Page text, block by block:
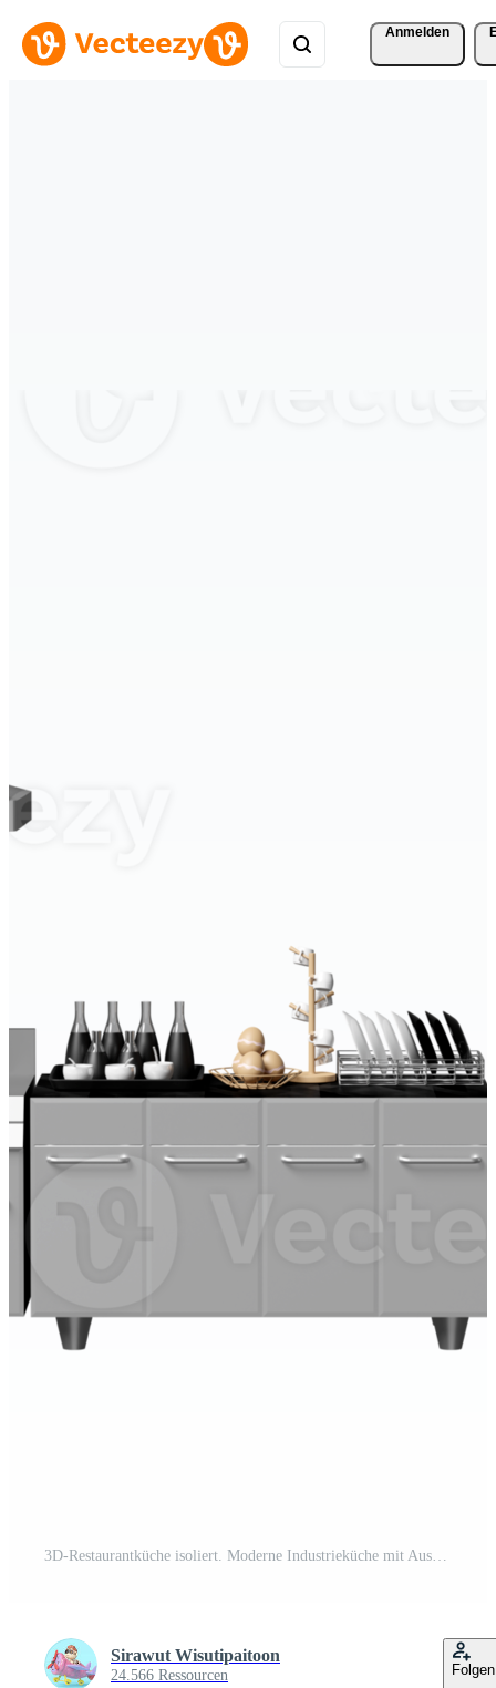
Anmelden
Sirawut Wisutipaitoon
24.566 Ressourcen Folgen